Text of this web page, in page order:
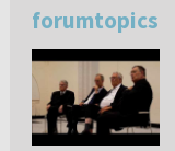
forumtopics